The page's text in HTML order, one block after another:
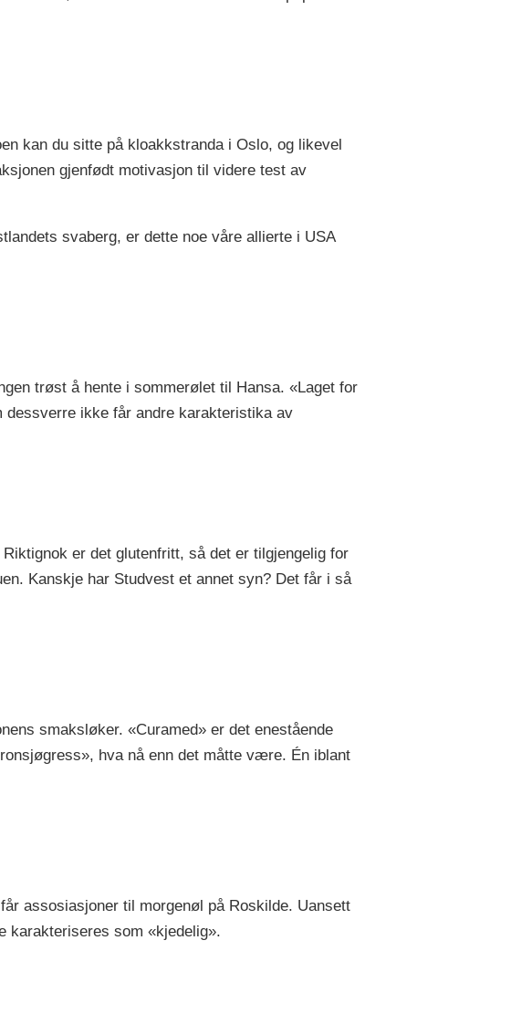
kan du sitte på kloakkstranda i Oslo, og likevel
gjenfødt motivasjon til videre test av
svaberg, er dette noe våre allierte i USA
trøst å hente i sommerølet til Hansa. «Laget for
ikke får andre karakteristika av
er det glutenfritt, så det er tilgjengelig for
Kanskje har Studvest et annet syn? Det får i så
smaksløker. «Curamed» er det enestående
hva nå enn det måtte være. Én iblant
assosiasjoner til morgenøl på Roskilde. Uansett
karakteriseres som «kjedelig».